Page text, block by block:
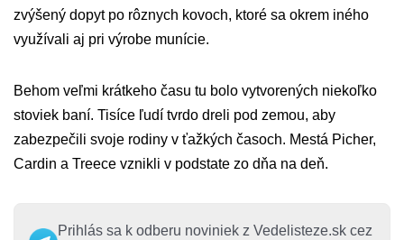
zvýšený dopyt po rôznych kovoch, ktoré sa okrem iného
využívali aj pri výrobe munície.
Behom veľmi krátkeho času tu bolo vytvorených niekoľko
stoviek baní. Tisíce ľudí tvrdo dreli pod zemou, aby
zabezpečili svoje rodiny v ťažkých časoch. Mestá Picher,
Cardin a Treece vznikli v podstate zo dňa na deň.
Prihlás sa k odberu noviniek z Vedelisteze.sk cez